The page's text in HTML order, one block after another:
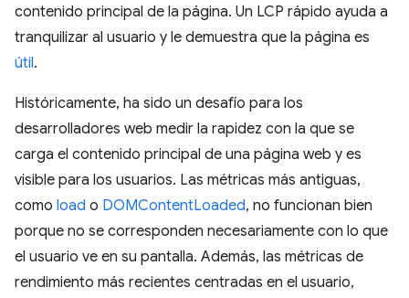
contenido principal de la página. Un LCP rápido ayuda a
tranquilizar al usuario y le demuestra que la página es
útil.
Históricamente, ha sido un desafío para los
desarrolladores web medir la rapidez con la que se
carga el contenido principal de una página web y es
visible para los usuarios. Las métricas más antiguas,
como load o DOMContentLoaded, no funcionan bien
porque no se corresponden necesariamente con lo que
el usuario ve en su pantalla. Además, las métricas de
rendimiento más recientes centradas en el usuario,